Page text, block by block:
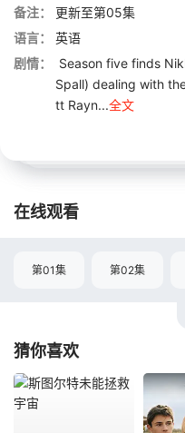
备注：
更新至第05集
语言：
英语
剧情：
Season five finds
Spall) dealing with
tt Rayn...全文
在线观看
第01集 第02集
猜你喜欢